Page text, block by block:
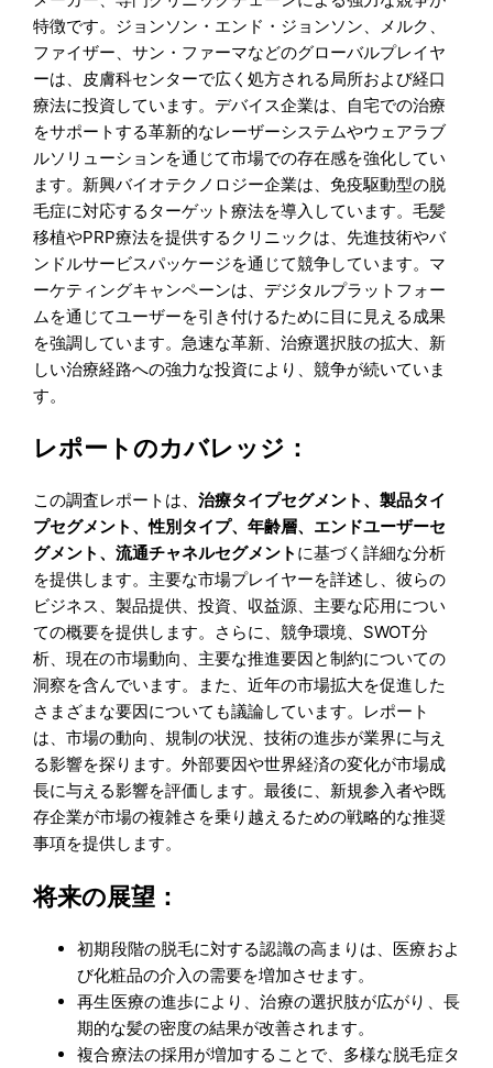
特徴です。ジョンソン・エンド・ジョンソン、メルク、
ファイザー、サン・ファーマなどのグローバルプレイヤ
ーは、皮膚科センターで広く処方される局所および経口
療法に投資しています。デバイス企業は、自宅での治療
をサポートする革新的なレーザーシステムやウェアラブ
ルソリューションを通じて市場での存在感を強化してい
ます。新興バイオテクノロジー企業は、免疫駆動型の脱
毛症に対応するターゲット療法を導入しています。毛髪
移植やPRP療法を提供するクリニックは、先進技術やバ
ンドルサービスパッケージを通じて競争しています。マ
ーケティングキャンペーンは、デジタルプラットフォー
ムを通じてユーザーを引き付けるために目に見える成果
を強調しています。急速な革新、治療選択肢の拡大、新
しい治療経路への強力な投資により、競争が続いていま
す。
レポートのカバレッジ：
この調査レポートは、治療タイプセグメント、製品タイ
プセグメント、性別タイプ、年齢層、エンドユーザーセ
グメント、流通チャネルセグメント に基づく詳細な分析
を提供します。主要な市場プレイヤーを詳述し、彼らの
ビジネス、製品提供、投資、収益源、主要な応用につい
ての概要を提供します。さらに、競争環境、SWOT分
析、現在の市場動向、主要な推進要因と制約についての
洞察を含んでいます。また、近年の市場拡大を促進した
さまざまな要因についても議論しています。レポート
は、市場の動向、規制の状況、技術の進歩が業界に与え
る影響を探ります。外部要因や世界経済の変化が市場成
長に与える影響を評価します。最後に、新規参入者や既
存企業が市場の複雑さを乗り越えるための戦略的な推奨
事項を提供します。
将来の展望：
初期段階の脱毛に対する認識の高まりは、医療およ
び化粧品の介入の需要を増加させます。
再生医療の進歩により、治療の選択肢が広がり、長
期的な髪の密度の結果が改善されます。
複合療法の採用が増加することで、多様な脱毛症タ